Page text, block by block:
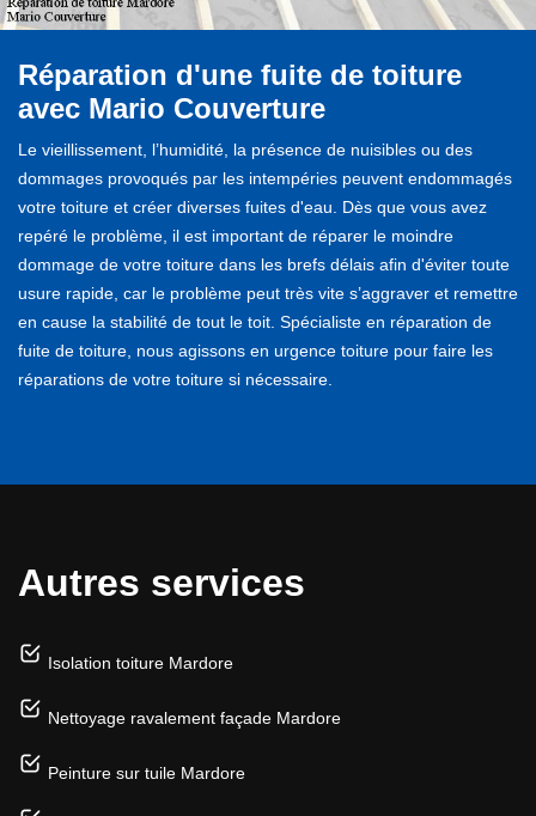
Réparation d'une fuite de toiture
avec Mario Couverture
Le vieillissement, l’humidité, la présence de nuisibles ou des
dommages provoqués par les intempéries peuvent endommagés
votre toiture et créer diverses fuites d'eau. Dès que vous avez
repéré le problème, il est important de réparer le moindre
dommage de votre toiture dans les brefs délais afin d'éviter toute
usure rapide, car le problème peut très vite s’aggraver et remettre
en cause la stabilité de tout le toit. Spécialiste en réparation de
fuite de toiture, nous agissons en urgence toiture pour faire les
réparations de votre toiture si nécessaire.
Autres services
Isolation toiture Mardore
Nettoyage ravalement façade Mardore
Peinture sur tuile Mardore